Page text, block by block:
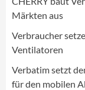
Märkten aus
Verbraucher
Ventilatoren
Verbatim setzt
für den mobilen
5
Top
IFA